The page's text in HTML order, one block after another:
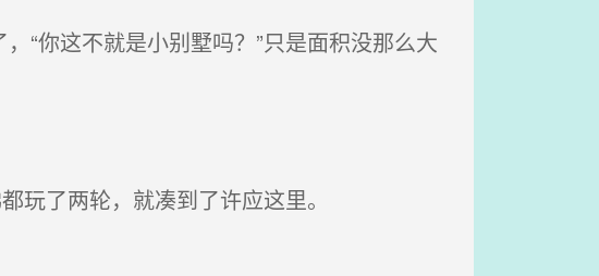
“你这不就是小别墅吗？”只是面积没那么大
玩了两轮，就凑到了许应这里。